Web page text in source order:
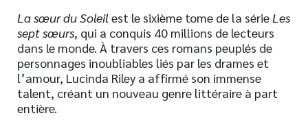
La sœur du Soleilest le sixième tome de la série Les
sept sœurs, qui a conquis 40 millions de lecteurs
dans le monde. À travers ces romans peuplés de
personnages inoubliables liés par les drames et
l’amour, Lucinda Riley a affirmé son immense
talent, créant un nouveau genre littéraire à part
entière.